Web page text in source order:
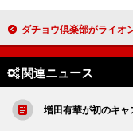
ダチョウ倶楽部がライオンとガチンコ対決 「武井壮とか呼べよ」と
関連ニュース
増田有華が初のキ